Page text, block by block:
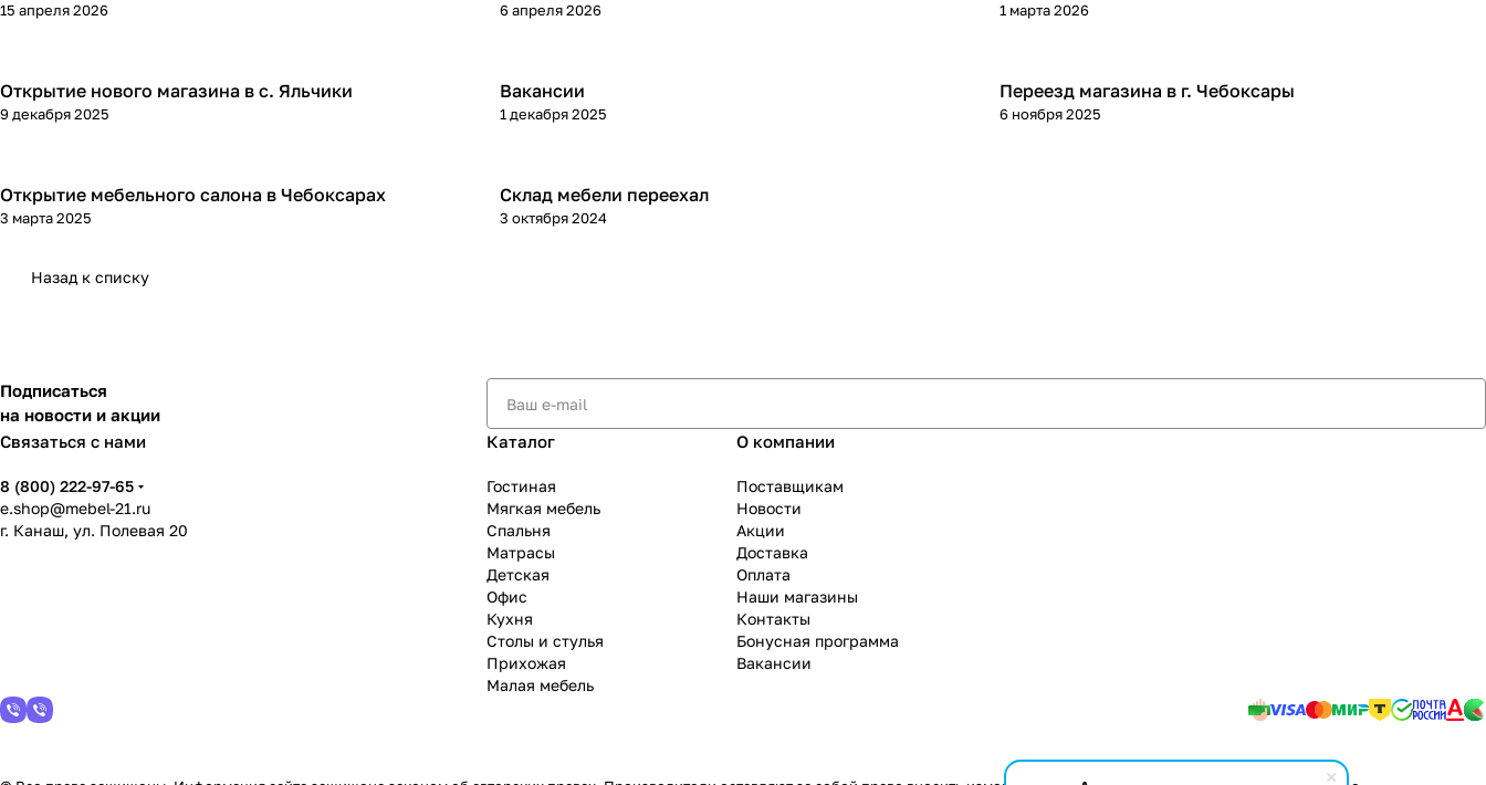
15 апреля 2026 6 апреля 2026 1 марта 2026
Открытие нового магазина в с. Яльчики
9 декабря 2025
Вакансии
1 декабря 2025
Переезд магазина в г. Чебоксары
6 ноября 2025
Открытие мебельного салона в Чебоксарах
3 марта 2025
Склад мебели переехал
3 октября 2024
Назад к списку
Подписаться
на новости и акции
Связаться с нами
8 (800) 222-97-65
e.shop@mebel-21.ru
г. Канаш, ул. Полевая 20
Каталог
Гостиная
Мягкая мебель
Спальня
Матрасы
Детская
Офис
Кухня
Столы и стулья
Прихожая
Малая мебель
О компании
Поставщикам
Новости
Акции
Доставка
Оплата
Наши магазины
Контакты
Бонусная программа
Вакансии